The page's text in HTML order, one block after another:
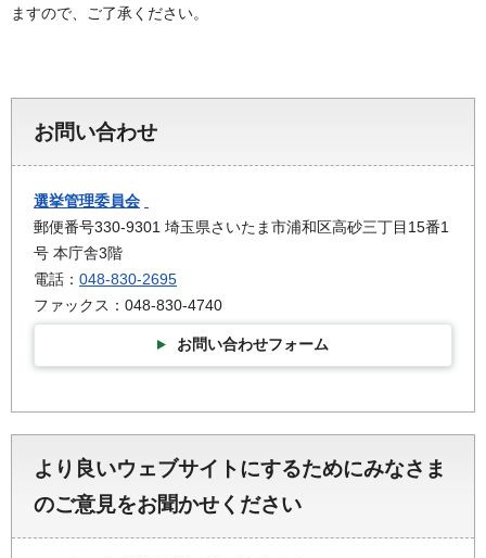
ますので、ご了承ください。
お問い合わせ
選挙管理委員会
郵便番号330-9301 埼玉県さいたま市浦和区高砂三丁目15番1
号 本庁舎3階
電話： 048-830-2695
ファックス：048-830-4740
お問い合わせフォーム
より良いウェブサイトにするためにみなさま
のご意見をお聞かせください